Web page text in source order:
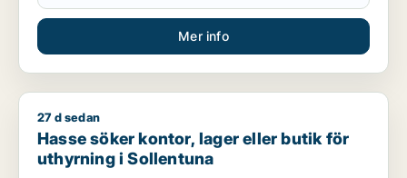
Mer info
Hasse söker kontor, lager eller butik för uthyrning i
27 d sedan
Hasse söker kontor, lager eller butik för
uthyrning i Sollentuna